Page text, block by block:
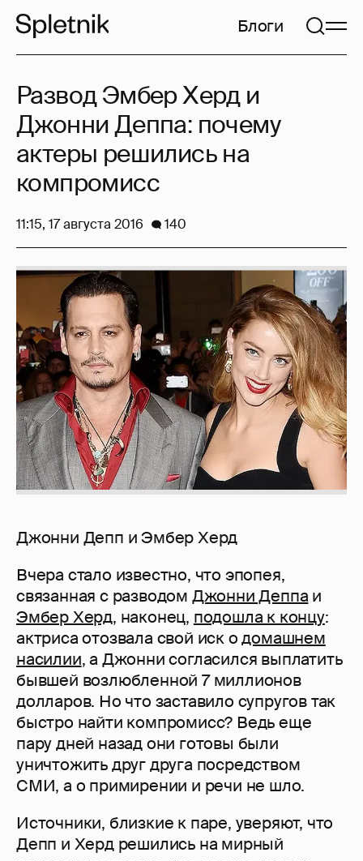
Блоги
Джонни Депп и Эмбер Херд
Вчера стало известно, что эпопея,
связанная с разводом Джонни Деппа и
Эмбер Херд, наконец, подошла к концу:
актриса отозвала свой иск одомашнем
насилии, а Джонни согласился выплатить
бывшей возлюбленной 7 миллионов
долларов. Но что заставило супругов так
быстро найти компромисс? Ведь еще
пару дней назад они готовы были
уничтожить друг друга посредством
СМИ, а о примирении и речи не шло.
Источники, близкие к паре, уверяют, что
Депп и Херд решились на мирный
Развод Эмбер Херд и
Джонни Деппа: почему
актеры решились на
компромисс
11:15, 17 августа 2016 140